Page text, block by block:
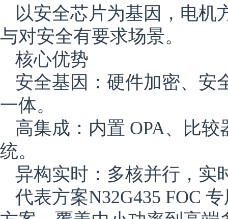
以安全芯片为基因，电机
与对安全有要求场景。
核心优势
安全基因：硬件加密、安
一体。
高集成：内置 OPA、比
统。
异构实时：多核并行，实
代表方案N32G435 FOC